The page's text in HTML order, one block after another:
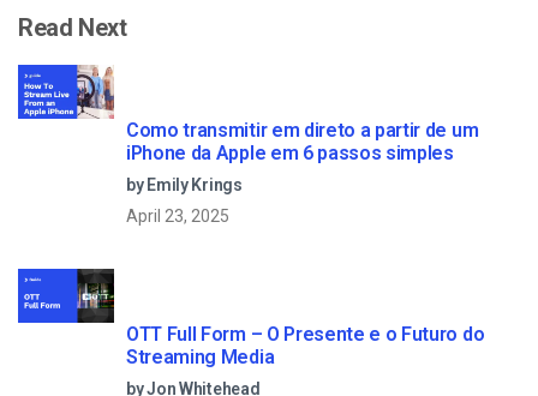
Read Next
Como transmitir em direto a partir de um
iPhone da Apple em 6 passos simples
by Emily Krings
April 23, 2025
OTT Full Form – O Presente e o Futuro do
Streaming Media
by Jon Whitehead